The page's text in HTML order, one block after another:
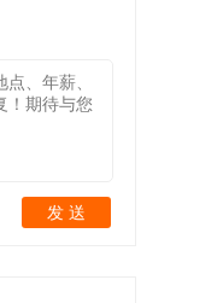
发 送